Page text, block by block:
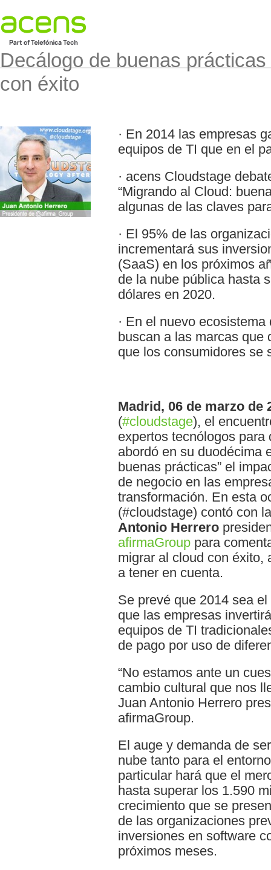
Decálogo de buenas
con éxito
· En 2014 las empresas
equipos de TI que en el
· acens Cloudstage
“Migrando al Cloud:
algunas de las claves
· El 95% de las
incrementará sus
(SaaS) en los próximos
de la nube pública hasta
dólares en 2020.
· En el nuevo
buscan a las marcas que
que los consumidores se
Madrid, 06 de marzo de
(#cloudstage), el
expertos tecnólogos
abordó en su duodécima
buenas prácticas” el
de negocio en las
transformación. En esta
(#cloudstage) contó con
Antonio Herrero
afirmaGroup para
migrar al cloud con éxito,
a tener en cuenta.
Se prevé que 2014 sea
que las empresas
equipos de TI
de pago por uso de
“No estamos ante un
cambio cultural que nos
Juan Antonio Herrero
afirmaGroup.
El auge y demanda de
nube tanto para el
particular hará que el
hasta superar los 1.590
crecimiento que se
de las organizaciones
inversiones en software
próximos meses.